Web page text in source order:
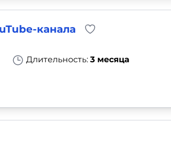
канала
Длительность: 3 месяца